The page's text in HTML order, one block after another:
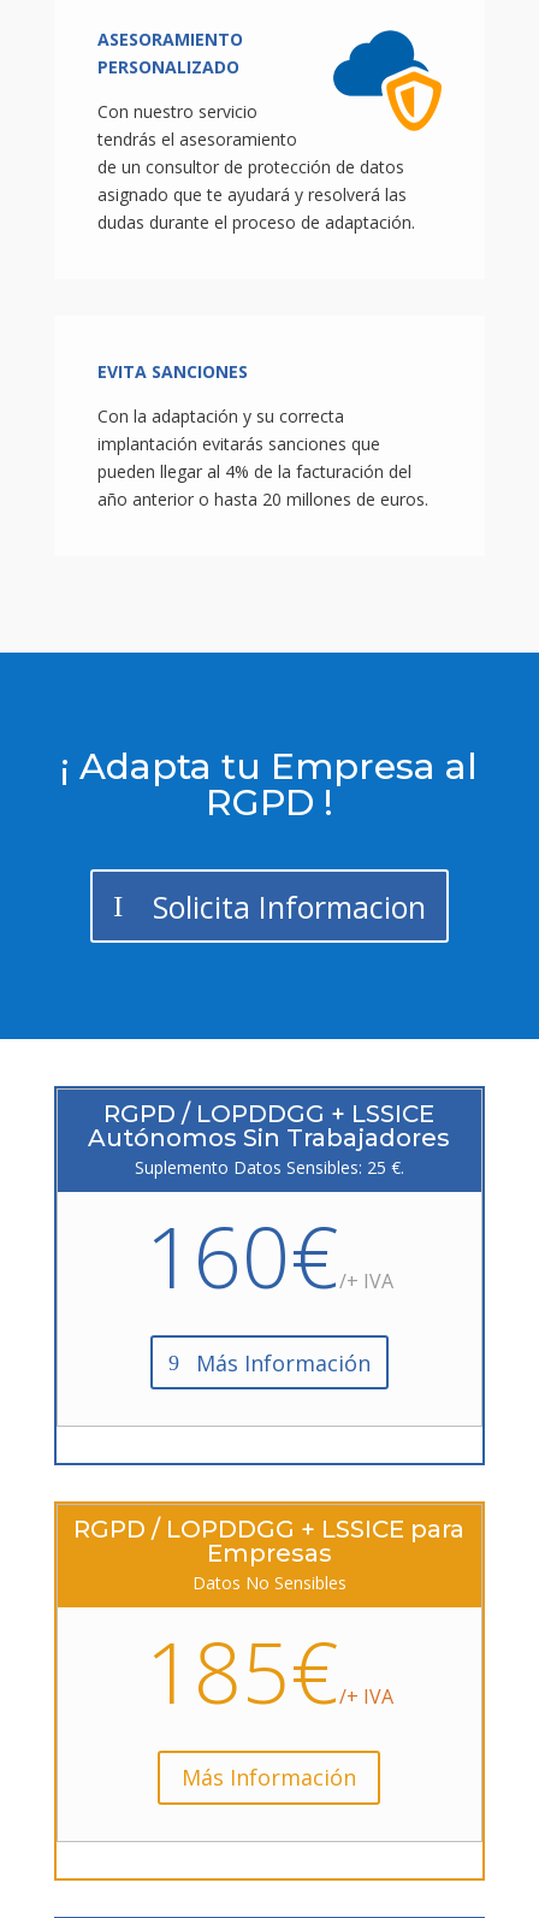
ASESORAMIENTO
PERSONALIZADO
Con nuestro servicio
tendrás el asesoramiento
de un consultor de protección de datos
asignado que te ayudará y resolverá las
dudas durante el proceso de adaptación.
EVITA SANCIONES
Con la adaptación y su correcta
implantación evitarás sanciones que
pueden llegar al 4% de la facturación del
año anterior o hasta 20 millones de euros.
¡ Adapta tu Empresa al
RGPD !
Solicita Informacion
RGPD / LOPDDGG + LSSICE
Autónomos Sin Trabajadores
Suplemento Datos Sensibles: 25 €.
160€/+ IVA
Más Información
RGPD / LOPDDGG + LSSICE para
Empresas
Datos No Sensibles
185€/+ IVA
Más Información